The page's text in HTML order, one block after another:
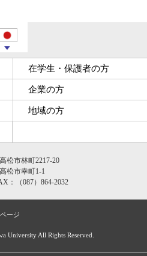
在学生・保護者の方
企業の方
地域の方
松市林町2217-20
松市幸町1-1
：（087）864-2032
ージ
University All Rights Reserved.